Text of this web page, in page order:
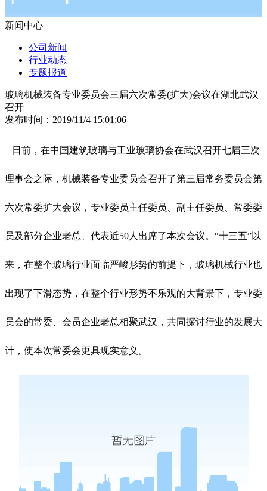
新闻中心
公司新闻
行业动态
专题报道
玻璃机械装备专业委员会三届六次常委(扩大)会议在湖北武汉
召开
发布时间：2019/11/4 15:01:06
日前，在中国建筑玻璃与工业玻璃协会在武汉召开七届三次
理事会之际，机械装备专业委员会召开了第三届常务委员会第
六次常委扩大会议，专业委员主任委员、副主任委员、常委委
员及部分企业老总、代表近50人出席了本次会议。“十三五”以
来，在整个玻璃行业面临严峻形势的前提下，玻璃机械行业也
出现了下滑态势，在整个行业形势不乐观的大背景下，专业委
员会的常委、会员企业老总相聚武汉，共同探讨行业的发展大
计，使本次常委会更具现实意义。